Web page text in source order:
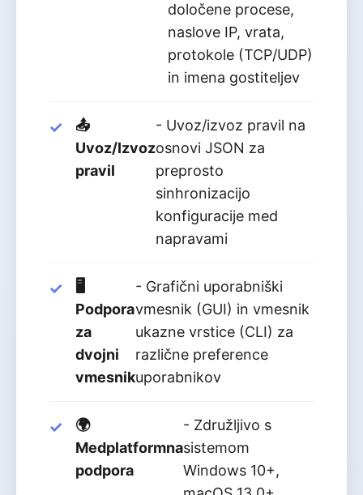
določene procese,
naslove IP, vrata,
protokole (TCP/UDP)
in imena gostiteljev
📤
Uvoz/Izvoz
pravil
- Uvoz/izvoz pravil na
osnovi JSON za
preprosto
sinhronizacijo
konfiguracije med
napravami
🖥️
Podpora
za
dvojni
vmesnik
- Grafični uporabniški
vmesnik (GUI) in vmesnik
ukazne vrstice (CLI) za
različne preference
uporabnikov
🌍
Medplatformna
podpora
- Združljivo s
sistemom
Windows 10+,